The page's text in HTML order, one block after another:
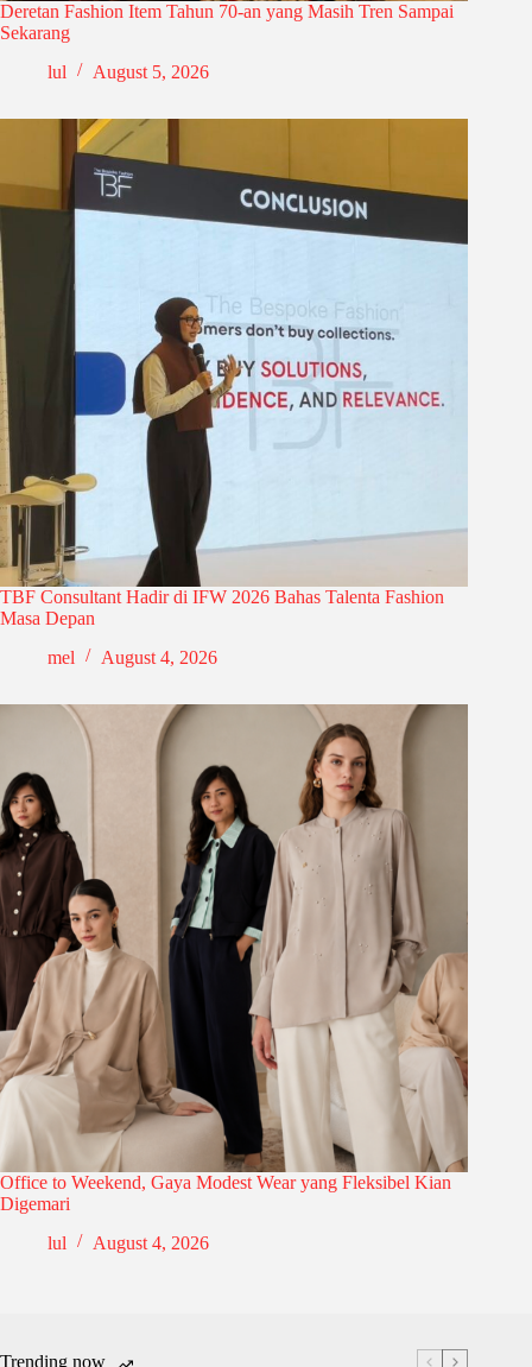
Deretan Fashion Item Tahun 70-an yang Masih Tren Sampai
Sekarang
lul
August 5, 2026
TBF Consultant Hadir di IFW 2026 Bahas Talenta Fashion
Masa Depan
mel
August 4, 2026
Office to Weekend, Gaya Modest Wear yang Fleksibel Kian
Digemari
lul
August 4, 2026
Trending now